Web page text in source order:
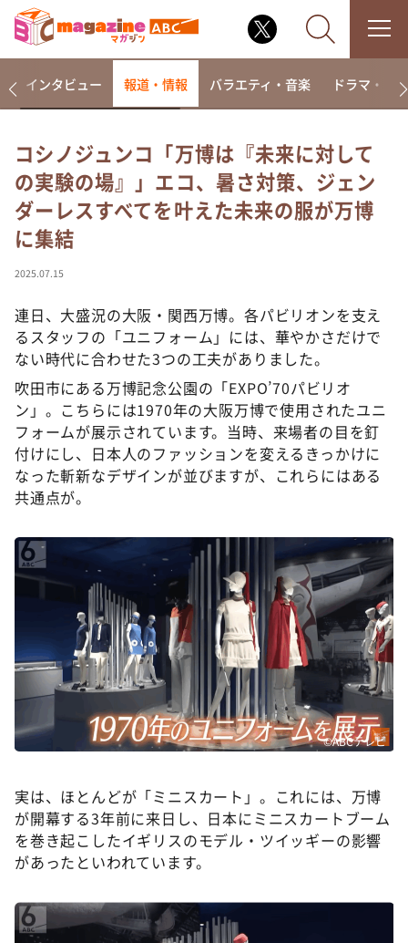
なるみ・岡村の過ぎるTV
相席食堂
これ余談なんですけど・・・
～人生密着トークバラエティ！～ やすとものいたっ
て真剣です
探偵！ナイトスクープ
news おかえり
河合＆A.B.C-Z塚田×福井アナ「なんでやねん！？」
（news おかえり）
DAIGOも台所 ～きょうの献立 何にする？～
本日はダイアンなり！シーズン２
朝だ！生です旅サラダ
教えて！ニュースライブ 正義のミカタ
ＬＩＦＥ～夢のカタチ～
新婚さんいらっしゃい！
ポツンと一軒家
ザキ山小屋本館
ぺこぱのまるスポ
アナ回覧板
インタビュー 報道・情報 バラエティ・音楽 ドラマ・映画
コシノジュンコ「万博は『未来に対して
の実験の場』」エコ、暑さ対策、ジェン
ダーレスすべてを叶えた未来の服が万博
に集結
2025.07.15
連日、大盛況の大阪・関西万博。各パビリオンを支え
るスタッフの「ユニフォーム」には、華やかさだけで
ない時代に合わせた3つの工夫がありました。
吹田市にある万博記念公園の「EXPO’70パビリオ
ン」。こちらには1970年の大阪万博で使用されたユニ
フォームが展示されています。当時、来場者の目を釘
付けにし、日本人のファッションを変えるきっかけに
なった斬新なデザインが並びますが、これらにはある
共通点が。
©ABCテレビ
実は、ほとんどが「ミニスカート」。これには、万博
が開幕する3年前に来日し、日本にミニスカートブーム
を巻き起こしたイギリスのモデル・ツイッギーの影響
があったといわれています。